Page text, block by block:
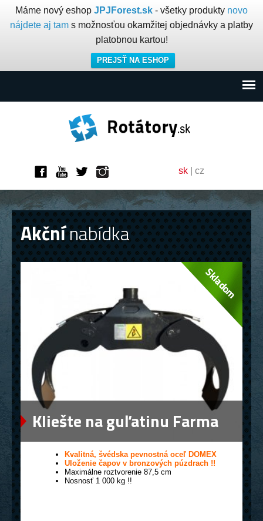
Máme nový eshop JPJForest.sk - všetky produkty novo
nájdete aj tam s možnosťou okamžitej objednávky a platby
platobnou kartou!
PREJSŤ NA ESHOP
sk cz
Akčnínabídka
Kliešte na guľatinu Farma
0,12
Kvalitná, švédska pevnostná oceľ DOMEX
Uloženie čapov v bronzových púzdrach !!
Maximálne roztvorenie 87,5 cm
Nosnosť 1 000 kg !!